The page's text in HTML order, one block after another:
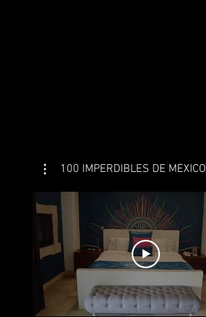
100 IMPERDIBLES DE MÉXICO